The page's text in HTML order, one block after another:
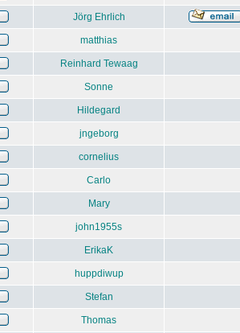
Jörg Ehrlich
matthias
Reinhard Tewaag
Sonne
Hildegard
jngeborg
cornelius
Carlo
Mary
john1955s
ErikaK
huppdiwup
Stefan
Thomas